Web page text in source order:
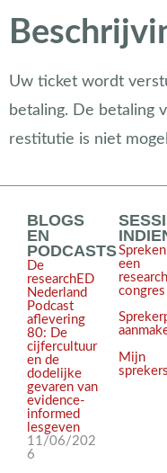
Uw ticket wordt
betaling. De betaling
restitutie is niet
BLOGS
EN
PODCASTS
De
researchED
Nederland
Podcast
aflevering
80: De
cijfercultuur
en de
dodelijke
gevaren van
evidence-
informed
lesgeven
11/06/202
6
een
congres
Mijn